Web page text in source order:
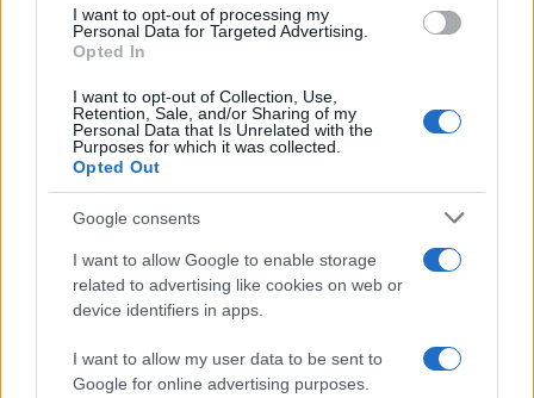
I want to opt-out of processing my
Personal Data for Targeted Advertising.
Opted In
I want to opt-out of Collection, Use,
Retention, Sale, and/or Sharing of my
Personal Data that Is Unrelated with the
Purposes for which it was collected.
Opted Out
Google consents
I want to allow Google to enable storage
related to advertising like cookies on web or
device identifiers in apps.
I want to allow my user data to be sent to
Google for online advertising purposes.
Mercati in leggero rialzo, Bitcoin domina con il 56,7%
Andrea Innocenti · 10 Ago 2026
NEWS